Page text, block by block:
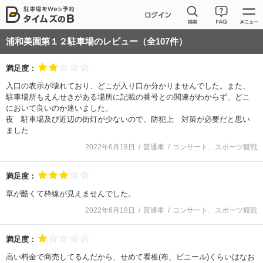
浦和美園第１２駐車場のレビュー（全107件）
満足度：
入口の表示が壊れており、どこが入り口か分かりませんでした。また、
駐車場所もえんせきがある場所に記載の番号との関連がわからず、どこ
において良いのか迷いました。
夜 駐車場及び近辺の街灯が少ないので、防犯上 対策が必要だと思い
ました
2022年6月18日 普通車 コンサート、スポーツ観戦
満足度：
草が酷くて枠線が見えませんでした。
2022年6月18日 普通車 コンサート、スポーツ観戦
満足度：
高い料金で商売してるんだから、せめて看板(布、ビニール)くらいはなお